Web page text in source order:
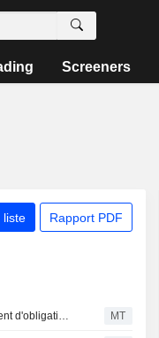
Screeners
liste Rapport PDF
EVE Energy obtient le feu vert pour l'enregistrement d'obligations à moyen terme de 3 milliards de yuans MT